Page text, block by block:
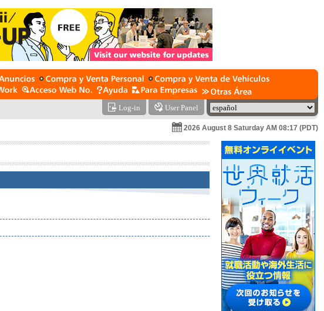
Log-in User Panel
2026 August 8 Saturday AM 08:17 (PDT)